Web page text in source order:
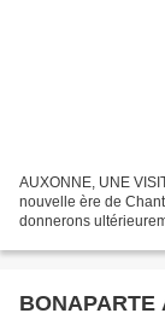
AUXONNE, UNE
nouvelle ère de
donnerons
BONAPARTE